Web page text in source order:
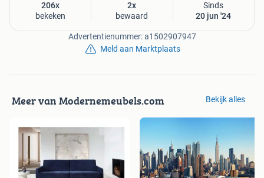
206x
bekeken
2x
bewaard
Sinds
20 jun '24
Advertentienummer: a1502907947
Meld aan Marktplaats
Meer van Modernemeubels.com Bekijk alles